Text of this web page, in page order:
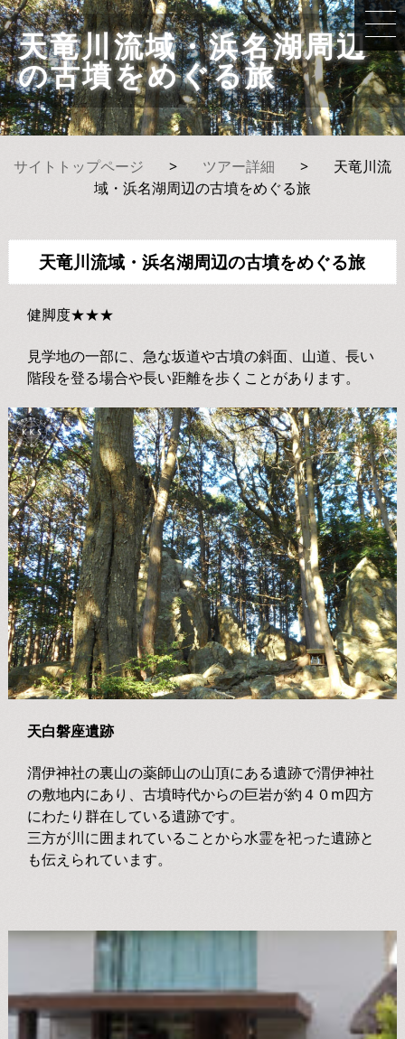
天竜川流域・浜名湖周辺
の古墳をめぐる旅
サイトトップページ > ツアー詳細 >
天竜川流
域・浜名湖周辺の古墳をめぐる旅
天竜川流域・浜名湖周辺の古墳をめぐる旅
健脚度★★★
見学地の一部に、急な坂道や古墳の斜面、山道、長い
階段を登る場合や長い距離を歩くことがあります。
天白磐座遺跡
渭伊神社の裏山の薬師山の山頂にある遺跡で渭伊神社
の敷地内にあり、古墳時代からの巨岩が約４０m四方
にわたり群在している遺跡です。
三方が川に囲まれていることから水霊を祀った遺跡と
も伝えられています。